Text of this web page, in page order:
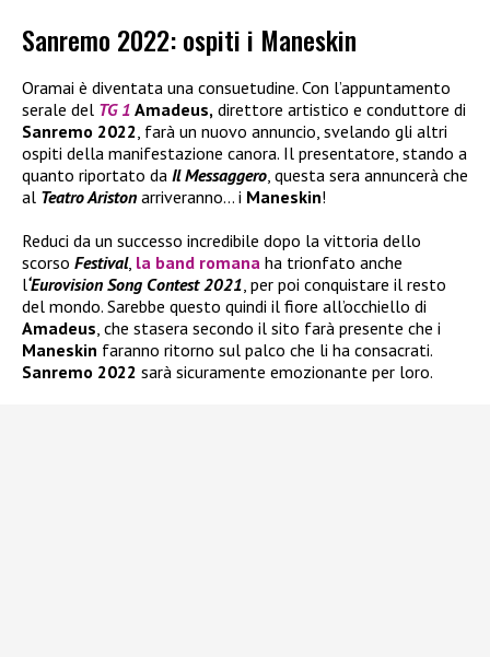
Sanremo 2022: ospiti i Maneskin
Oramai è diventata una consuetudine. Con l’appuntamento
serale del TG 1 Amadeus, direttore artistico e conduttore di
Sanremo 2022, farà un nuovo annuncio, svelando gli altri
ospiti della manifestazione canora. Il presentatore, stando a
quanto riportato da Il Messaggero, questa sera annuncerà che
al Teatro Ariston arriveranno… i Maneskin!
Reduci da un successo incredibile dopo la vittoria dello
scorso Festival, la band romana ha trionfato anche
l‘Eurovision Song Contest 2021, per poi conquistare il resto
del mondo. Sarebbe questo quindi il fiore all’occhiello di
Amadeus, che stasera secondo il sito farà presente che i
Maneskin faranno ritorno sul palco che li ha consacrati.
Sanremo 2022 sarà sicuramente emozionante per loro.